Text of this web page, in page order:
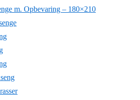
m. Opbevaring – 180×210